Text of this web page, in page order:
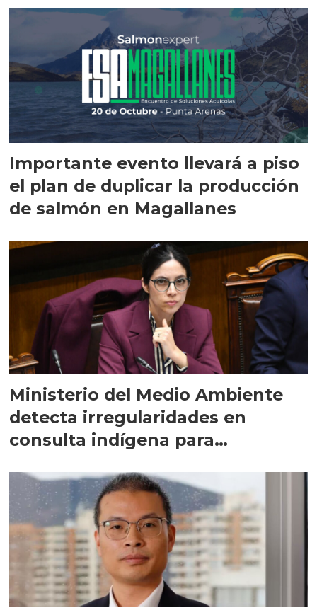
Importante evento llevará a piso
el plan de duplicar la producción
de salmón en Magallanes
Ministerio del Medio Ambiente
detecta irregularidades en
consulta indígena para